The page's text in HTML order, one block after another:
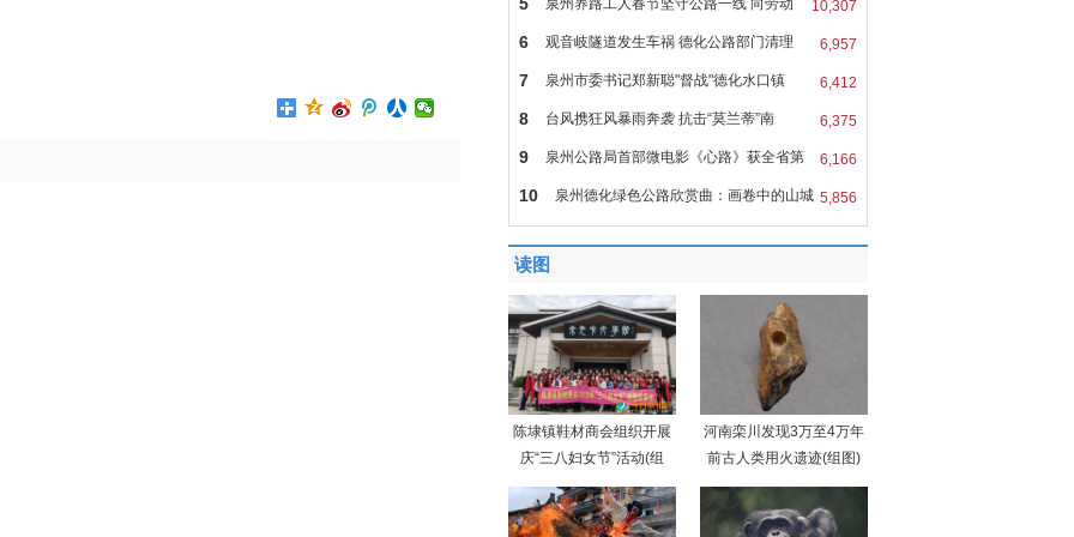
10,307
泉州养路工人春节坚守公路一线 向劳动
6,957
6 观音岐隧道发生车祸 德化公路部门清理
6,412
7 泉州市委书记郑新聪"督战"德化水口镇
6,375
8 台风携狂风暴雨奔袭 抗击“莫兰蒂”南
6,166
9 泉州公路局首部微电影《心路》获全省第
5,856
10 泉州德化绿色公路欣赏曲：画卷中的山城
读图
陈埭镇鞋材商会组织开展
庆“三八妇女节”活动(组
河南栾川发现3万至4万年
前古人类用火遗迹(组图)